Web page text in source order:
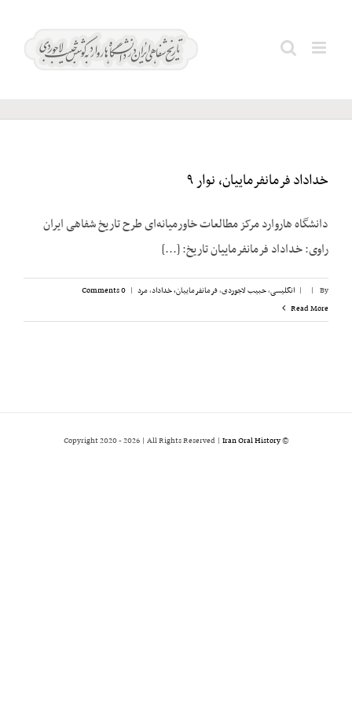
فروغی؛
خداداد فرمانفرماییان، نوار ۹
دانشگاه هاروارد مرکز مطالعات خاورمیانه‌ای طرح تاریخ شفاهی ایران
راوی: خداداد فرمانفرماییان تاریخ: [...]
By
|
| انگلیسی,حبیب لاجوردی,فرمانفرماییان، خداداد,مرد |
0 Comments
Read More
© Copyright 2020 -
2026 | All Rights Reserved | Iran Oral History